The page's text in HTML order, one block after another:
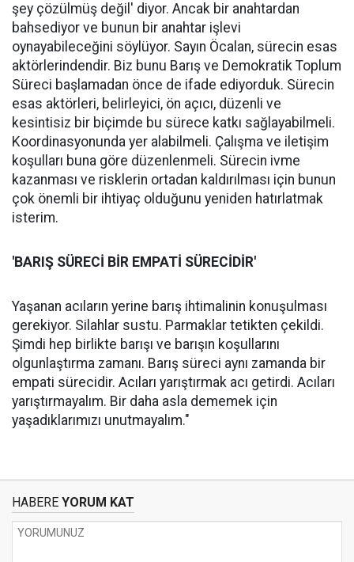
şey çözülmüş değil' diyor. Ancak bir anahtardan
bahsediyor ve bunun bir anahtar işlevi
oynayabileceğini söylüyor. Sayın Öcalan, sürecin esas
aktörlerindendir. Biz bunu Barış ve Demokratik Toplum
Süreci başlamadan önce de ifade ediyorduk. Sürecin
esas aktörleri, belirleyici, ön açıcı, düzenli ve
kesintisiz bir biçimde bu sürece katkı sağlayabilmeli.
Koordinasyonunda yer alabilmeli. Çalışma ve iletişim
koşulları buna göre düzenlenmeli. Sürecin ivme
kazanması ve risklerin ortadan kaldırılması için bunun
çok önemli bir ihtiyaç olduğunu yeniden hatırlatmak
isterim.
'BARIŞ SÜRECİ BİR EMPATİ SÜRECİDİR'
Yaşanan acıların yerine barış ihtimalinin konuşulması
gerekiyor. Silahlar sustu. Parmaklar tetikten çekildi.
Şimdi hep birlikte barışı ve barışın koşullarını
olgunlaştırma zamanı. Barış süreci aynı zamanda bir
empati sürecidir. Acıları yarıştırmak acı getirdi. Acıları
yarıştırmayalım. Bir daha asla dememek için
yaşadıklarımızı unutmayalım."
HABERE YORUM KAT